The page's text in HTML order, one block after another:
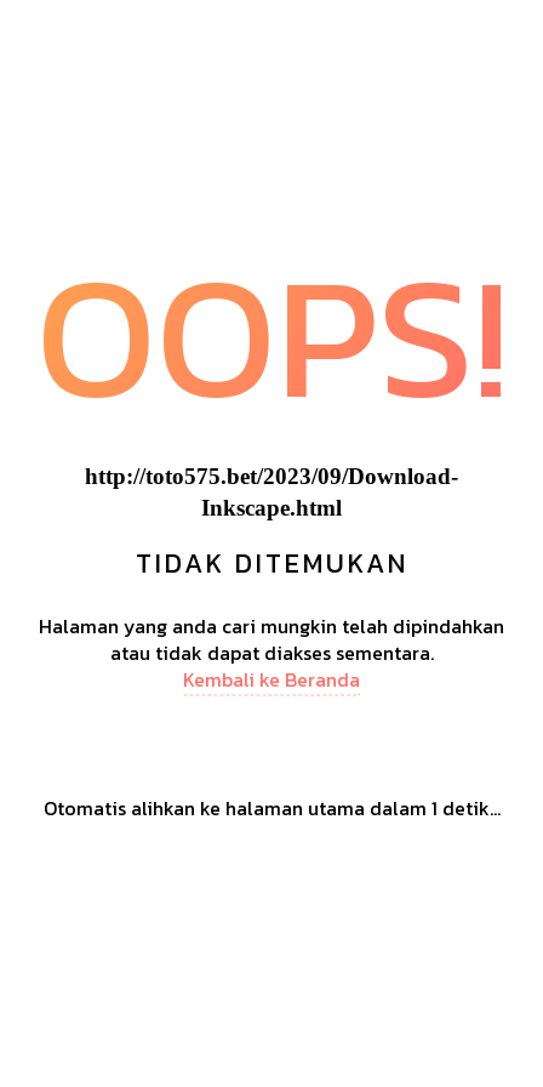
OOPS!
http://toto575.bet/2023/09/Download-
Inkscape.html
TIDAK DITEMUKAN
Halaman yang anda cari mungkin telah dipindahkan
atau tidak dapat diakses sementara.
Kembali ke Beranda
Otomatis alihkan ke halaman utama dalam 1 detik...